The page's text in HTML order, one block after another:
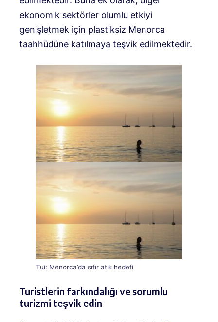
ekonomik sektörler olumlu etkiyi
genişletmek için plastiksiz Menorca
taahhüdüne katılmaya teşvik edilmektedir.
Tui: Menorca’da sıfır atık hedefi
Turistlerin farkındalığı ve sorumlu
turizmi teşvik edin